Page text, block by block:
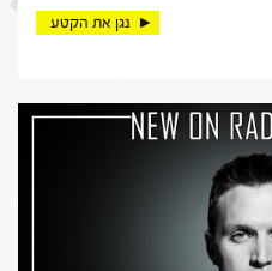
נגן את הקטע